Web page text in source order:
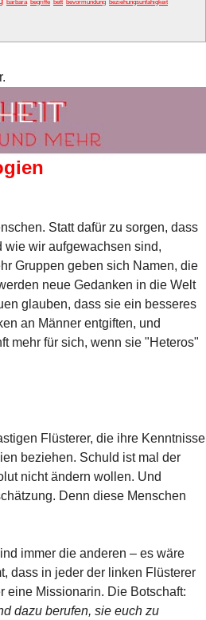
barbara begriffe bett bevormundung beziehungsunfähigkeit
Statt dafür zu sorgen, dass
wie wir aufgewachsen sind,
Gruppen geben sich Namen, die
neue Gedanken in die Welt
glauben, dass sie ein besseres
an Männer entgiften, und
mehr für sich, wenn sie "Heteros"
Flüsterer, die ihre Kenntnisse
beziehen. Schuld ist mal der
nicht ändern wollen. Und
Denn diese Menschen
immer die anderen – es wäre
dass in jeder der linken Flüsterer
eine Missionarin. Die Botschaft:
dazu berufen, sie euch zu